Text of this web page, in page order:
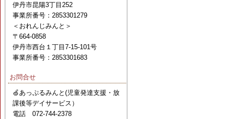
伊丹市昆陽3丁目252
事業所番号：2853301279
＜おれんじみんと＞
〒664-0858
伊丹市西台１丁目7-15-101号
事業所番号：2853301683
お問合せ
🍏あっぷるみんと(児童発達支援・放
課後等デイサービス）
電話 072-744-2378